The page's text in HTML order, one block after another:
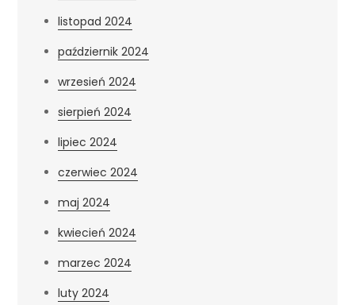
listopad 2024
październik 2024
wrzesień 2024
sierpień 2024
lipiec 2024
czerwiec 2024
maj 2024
kwiecień 2024
marzec 2024
luty 2024